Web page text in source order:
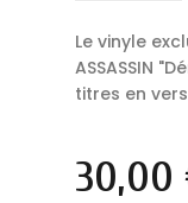
Le vinyle
ASSASSIN
titres en
30,00